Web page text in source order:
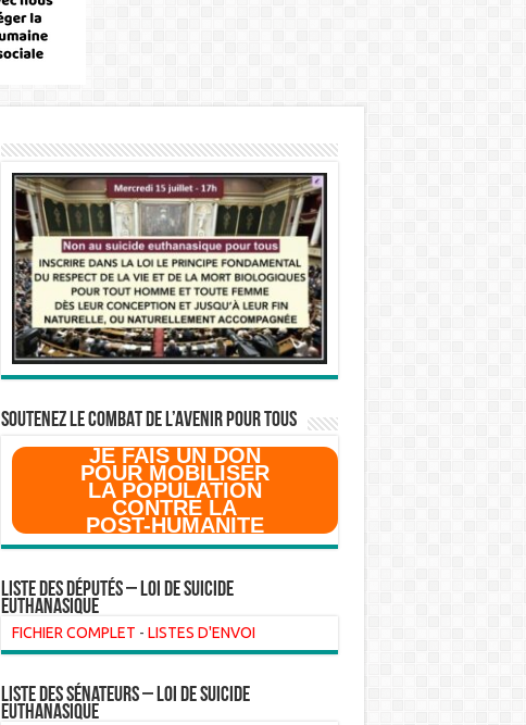
SOUTENEZ LE COMBAT DE L’AVenir pour Tous
JE FAIS UN DON
POUR MOBILISER
LA POPULATION
CONTRE LA
POST-HUMANITE
Liste des Députés – Loi de suicide
euthanasique
FICHIER COMPLET - LISTES D'ENVOI
liste des sénateurs – loi de suicide
euthanasique